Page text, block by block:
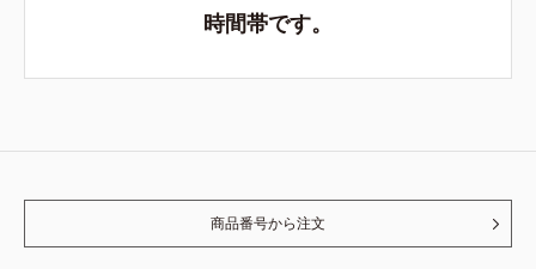
時間帯です。
商品番号から注文